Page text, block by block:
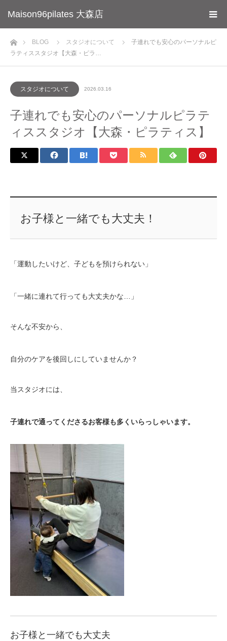
Maison96pilates 大森店
ホームBLOG スタジオについて
子連れでも安心のパーソナルピ
ラティススタジオ【大森・ピラ…
スタジオについて 2026.03.16
子連れでも安心のパーソナルピラテ
ィススタジオ【大森・ピラティス】
お子様と一緒でも大丈夫！
「運動したいけど、子どもを預けられない」
「一緒に連れて行っても大丈夫かな…」
そんな不安から、
自分のケアを後回しにしていませんか？
当スタジオには、
子連れで通ってくださるお客様も多くいらっしゃいます。
お子様と一緒でも大丈夫